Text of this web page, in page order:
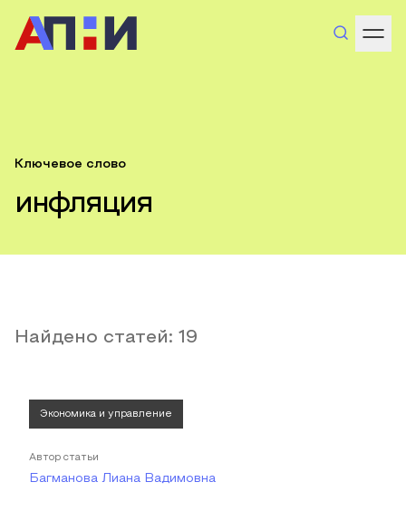
Ключевое слово
инфляция
Найдено статей: 19
Экономика и управление
Автор статьи
Багманова Лиана Вадимовна